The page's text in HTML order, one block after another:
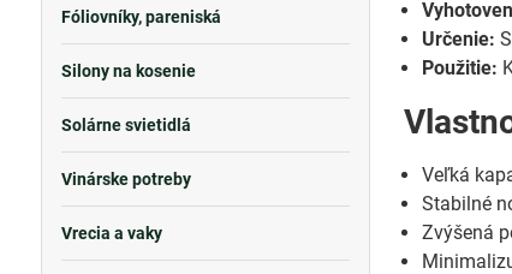
Určenie:
Použitie:
Veľká
Stabilné
Zvýšená
Fóliovníky, pareniská
Silony na kosenie
Solárne svietidlá
Vinárske potreby
Vrecia a vaky